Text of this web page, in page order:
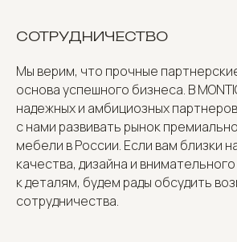
СОТРУДНИЧЕСТВО
Мы верим, что прочные
основа успешного бизнеса. В
надежных и амбициозных
с нами развивать рынок
мебели в России. Если вам близки
качества, дизайна и
к деталям, будем рады обсудить
сотрудничества.